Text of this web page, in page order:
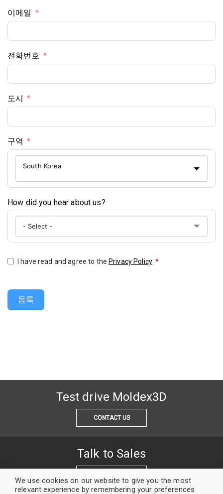
이메일
전화번호
도시
구역
South Korea
How did you hear about us?
I have read and agree to the Privacy Policy *
등록
Test drive Moldex3D
CONTACT US
Talk to Sales
We use cookies on our website to give you the most
relevant experience by remembering your preferences